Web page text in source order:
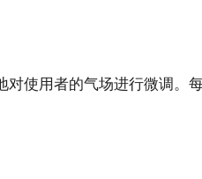
使用者的气场进行微调。